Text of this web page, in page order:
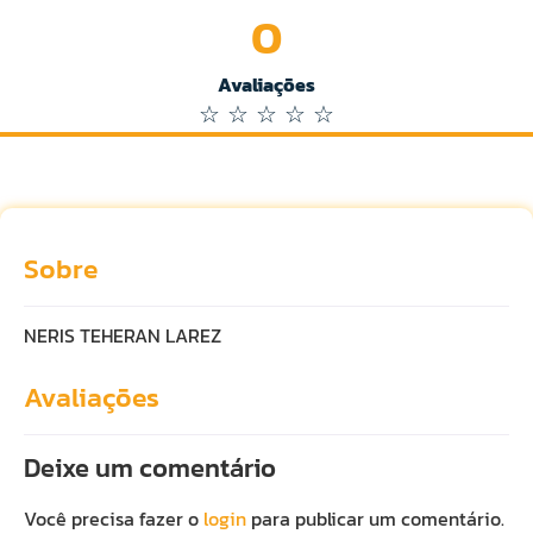
Avaliações
0
☆ ☆ ☆ ☆ ☆
Sobre
NERIS TEHERAN LAREZ
Avaliações
Deixe um comentário
Você precisa fazer o login para publicar um comentário.